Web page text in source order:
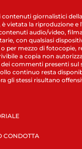
giornalistici della
vietata la riproduzione e
audio/video,
con qualsiasi
per mezzo di fotocopie,
a copia non
dei commenti presenti sul
continuo resta
gli stessi risultano
CONDOTTA